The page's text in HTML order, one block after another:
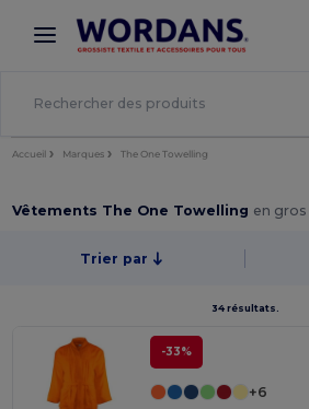
× Appli Wordans
Meilleurs prix sur l’app !
Accueil Marques The One Towelling
Vêtements The One Towelling en gros
Trier par
34 résultats.
-33%
+6